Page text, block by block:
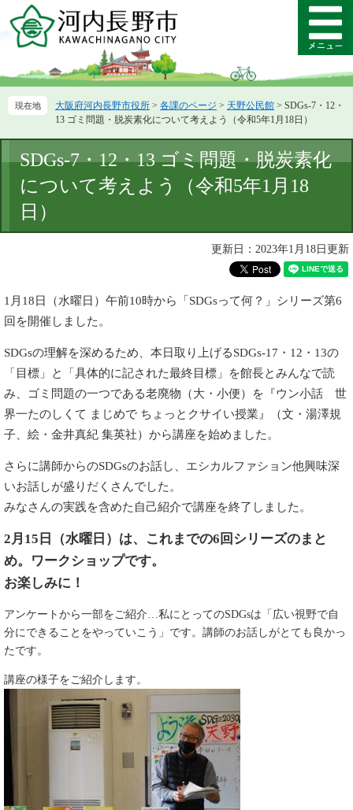
ー
先
ニ
を
て
メ
ニ
ー
大阪府河内長野市役所 > 各課のページ > 天野公民館 > SDGs-7・12・
13 ゴミ問題・脱炭素化について考えよう（令和5年1月18日）
文
SDGs-7・12・13 ゴミ問題・脱炭素化
について考えよう（令和5年1月18
日）
更新日：2023年1月18日更新
1月18日（水曜日）午前10時から「SDGsって何？」シリーズ第6
回を開催しました。
SDGsの理解を深めるため、本日取り上げるSDGs-17・12・13の
「目標」と「具体的に記された最終目標」を館長とみんなで読
み、ゴミ問題の一つである老廃物（大・小便）を『ウン小話 世
界一たのしくて まじめで ちょっとクサイい授業』（文・湯澤規
子、絵・金井真紀 集英社）から講座を始めました。
さらに講師からのSDGsのお話し、エシカルファション他興味深
いお話しが盛りだくさんでした。
みなさんの実践を含めた自己紹介で講座を終了しました。
2月15日（水曜日）は、これまでの6回シリーズのまと
め。ワークショップです。
お楽しみに！
アンケートから一部をご紹介…私にとってのSDGsは「広い視野で自
分にできることをやっていこう」です。講師のお話しがとても良かっ
たです。
講座の様子をご紹介します。